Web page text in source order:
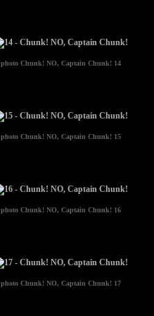
photo Chunk! NO, Captain Chunk! 14
photo Chunk! NO, Captain Chunk! 15
photo Chunk! NO, Captain Chunk! 16
photo Chunk! NO, Captain Chunk! 17